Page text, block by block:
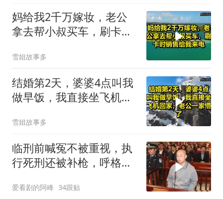
妈给我2千万嫁妆，老公
拿去帮小叔买车，刷卡时
雪姐故事多
结婚第2天，婆婆4点叫我
做早饭，我直接坐飞机回
雪姐故事多
临刑前喊冤不被重视，执
行死刑还被补枪，呼格吉
爱看剧的阿峰 34跟贴